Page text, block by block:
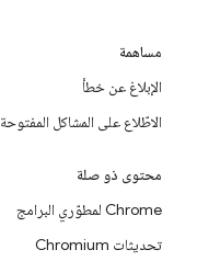
مساهمة
الإبلاغ عن خطأ
الاطّلاع على المشاكل المفتوحة
محتوى ذو صلة
Chrome لمطوّري البرامج
تحديثات Chromium